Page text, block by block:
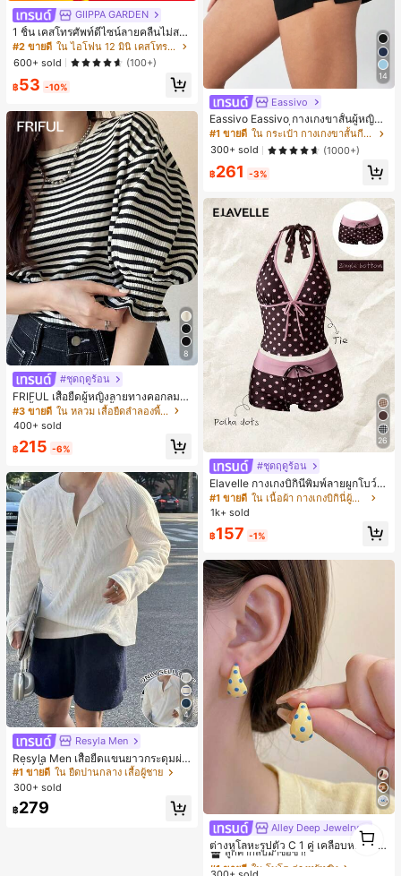
GIIPPA GARDEN
1 ชิ้น เคสโทรศัพท์ดีไซน์ลายคลื่นไม่สม
มาตรสำหรับ Phone 17 Pro Max, เหม
าะสำหรับ Phone 16 Pro Max, 15 Pro
Max, 14 Pro Max, เคสโทรศัพท์สไตล์เ
กาหลีและน่าสนใจ, เข้ากันได้กับ 11/12/
13/14/15/16 Pro Max Plus, ดีไซน์หรู
ขวัญในอุดมคติสำหรับคริสต์มาส, วันว
าเลนไทน์, อีสเตอร์, ฤดูแต่งงานและวันเ
กิดสำหรับแฟนสาว
#2 ขายดี
ใน ไอโฟน 12 มินิ เคสโทรศัพท์แฟชั่น
600+ sold
(100+)
฿53 -10%
8
#ชุดฤดูร้อน
FRIFUL เสื้อยืดผู้หญิงลายทางคอกลมแ
ขนสั้นปลายแขนพับ เสื้อยืดกราฟิกฤดูร้
อน
#3 ขายดี
ใน หลวม เสื้อยืดลำลองพื้นฐาน
400+ sold
฿215 -6%
4
Resyla Men
Resyla Men เสื้อยืดแขนยาวกระดุมผ่า
ครึ่งสีพื้นอเนกประสงค์ลำลองสำหรับผู้ช
าย
#1 ขายดี ใน ยืดปานกลาง เสื้อผู้ชาย
300+ sold
฿279
14
Eassivo
Eassivo Eassivo กางเกงขาสั้นผู้หญิงรั
น 2 ใน 1 ฤดูร้อนที่สบายและกางเกงขา
สั้นพรางแสงแดด
#1 ขายดี
ใน กระเป๋า กางเกงขาสั้นกีฬาผู้หญิง
300+ sold
(1000+)
฿261 -3%
26
#ชุดฤดูร้อน
Elavelle กางเกงบิกินี่พิมพ์ลายผูกโบว์เอ
วสูงสำหรับผู้หญิง, ฤดูใบไม้ผลิ/ฤดูร้อน
#1 ขายดี
ใน เนื้อผ้า กางเกงบิกินี่ผู้หญิง
1k+ sold
฿157 -1%
Alley Deep Jewelry
ต่างหูโลหะรูปตัว C 1 คู่ เคลือบหยดสีเห
ลือง ลายจุดสีน้ำเงิน สไตล์ยุโรปและอเม
ริกัน แฟชั่นส่วนตัว หวานและสง่างาม
#1 ขายดี ใน โบโฮ ต่างหูผู้หญิง
ลูกค้ากลับมาซื้อซ้ำ!
เกือบหมดแล้ว!
#1 ขายดี ใน โบโฮ ต่างหูผู้หญิง
#1 ขายดี ใน โบโฮ ต่างหูผู้หญิง